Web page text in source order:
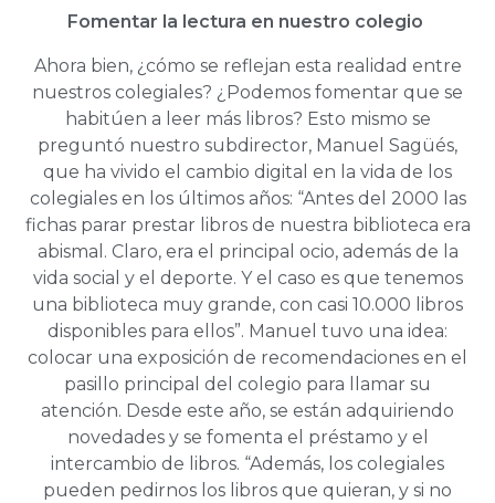
Fomentar la lectura en nuestro colegio
Ahora bien, ¿cómo se reflejan esta realidad entre
nuestros colegiales? ¿Podemos fomentar que se
habitúen a leer más libros? Esto mismo se
preguntó nuestro subdirector, Manuel Sagüés,
que ha vivido el cambio digital en la vida de los
colegiales en los últimos años: “Antes del 2000 las
fichas parar prestar libros de nuestra biblioteca era
abismal. Claro, era el principal ocio, además de la
vida social y el deporte. Y el caso es que tenemos
una biblioteca muy grande, con casi 10.000 libros
disponibles para ellos”. Manuel tuvo una idea:
colocar una exposición de recomendaciones en el
pasillo principal del colegio para llamar su
atención. Desde este año, se están adquiriendo
novedades y se fomenta el préstamo y el
intercambio de libros. “Además, los colegiales
pueden pedirnos los libros que quieran, y si no